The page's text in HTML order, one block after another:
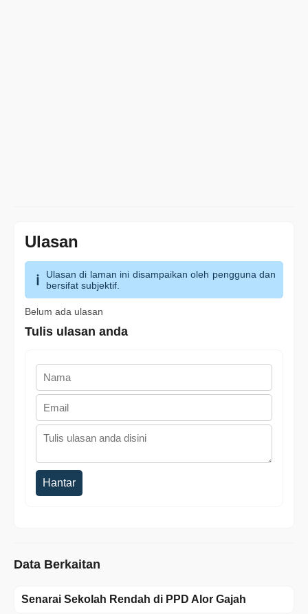
Ulasan
Ulasan di laman ini disampaikan oleh pengguna dan
bersifat subjektif.
Belum ada ulasan
Tulis ulasan anda
Hantar
Data Berkaitan
Senarai Sekolah Rendah di PPD Alor Gajah